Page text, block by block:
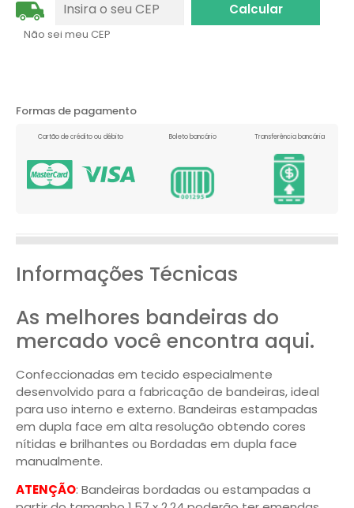
Não sei meu CEP
Formas de pagamento
Cartão de crédito ou débito Boleto bancário Transferência bancária
Informações Técnicas
As melhores bandeiras do
mercado você encontra aqui.
Confeccionadas em tecido especialmente
desenvolvido para a fabricação de bandeiras, ideal
para uso interno e externo. Bandeiras estampadas
em dupla face em alta resolução obtendo cores
nítidas e brilhantes ou Bordadas em dupla face
manualmente.
ATENÇÃO: Bandeiras bordadas ou estampadas a